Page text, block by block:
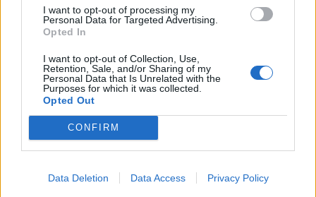
I want to opt-out of processing my
Personal Data for Targeted Advertising.
Opted In
I want to opt-out of Collection, Use,
Retention, Sale, and/or Sharing of my
Personal Data that Is Unrelated with the
Purposes for which it was collected.
Opted Out
CONFIRM
Data Deletion Data Access Privacy Policy
részlegen egy két műtőből álló műtőblokk-egység...
KEDVES OLVASÓNK!
A keresett cikk a portfolio.hu hírarchívumához
tartozik, melynek olvasása előfizetéses
regisztrációhoz kötött.
Az előfizetés a következőket tartalmazza:
Kötéslisták: BÉT elmúlt 2 év napon belüli